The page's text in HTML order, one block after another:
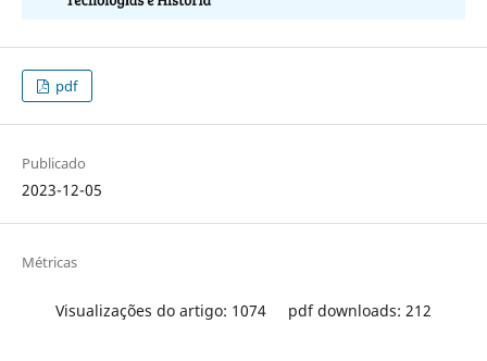
pdf
Publicado
2023-12-05
Métricas
Visualizações do artigo: 1074 pdf downloads: 212